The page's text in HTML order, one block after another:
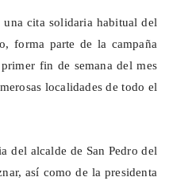
cita solidaria habitual del
forma parte de la campaña
fin de semana del mes
localidades de todo el
del alcalde de San Pedro del
así como de la presidenta